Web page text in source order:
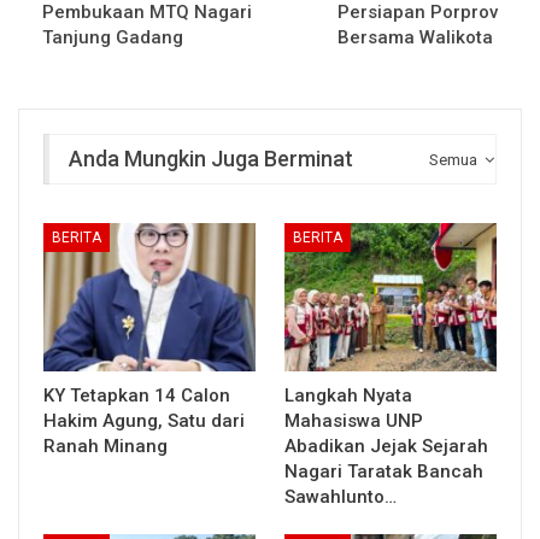
Pembukaan MTQ Nagari
Tanjung Gadang
Persiapan Porprov
Bersama Walikota
Semua
Anda Mungkin Juga Berminat
BERITA
KY Tetapkan 14 Calon
Hakim Agung, Satu dari
Ranah Minang
BERITA
Langkah Nyata
Mahasiswa UNP
Abadikan Jejak Sejarah
Nagari Taratak Bancah
Sawahlunto…